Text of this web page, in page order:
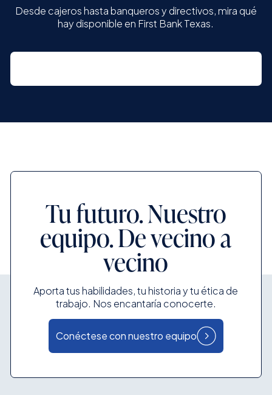
Desde cajeros hasta banqueros y directivos, mira qué
hay disponible en First Bank Texas.
Tu futuro. Nuestro
equipo.De vecino a
vecino
Aporta tus habilidades, tu historia y tu ética de
trabajo. Nos encantaría conocerte.
Conéctese con nuestro equipo